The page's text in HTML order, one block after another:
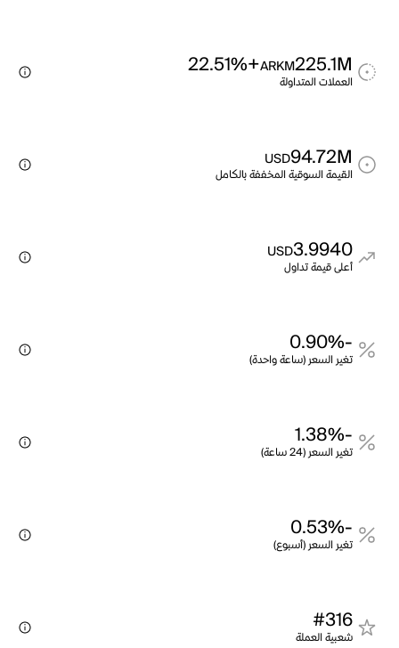
225.1M
ARKM
+22.51%
العملات المتداولة
94.72M
USD
القيمة السوقية المخففة بالكامل
3.9940
USD
أعلى قيمة تداول
-0.90%
تغير السعر (ساعة واحدة)
-1.38%
تغير السعر (24 ساعة)
-0.53%
تغير السعر (أسبوع)
#316
شعبية العملة